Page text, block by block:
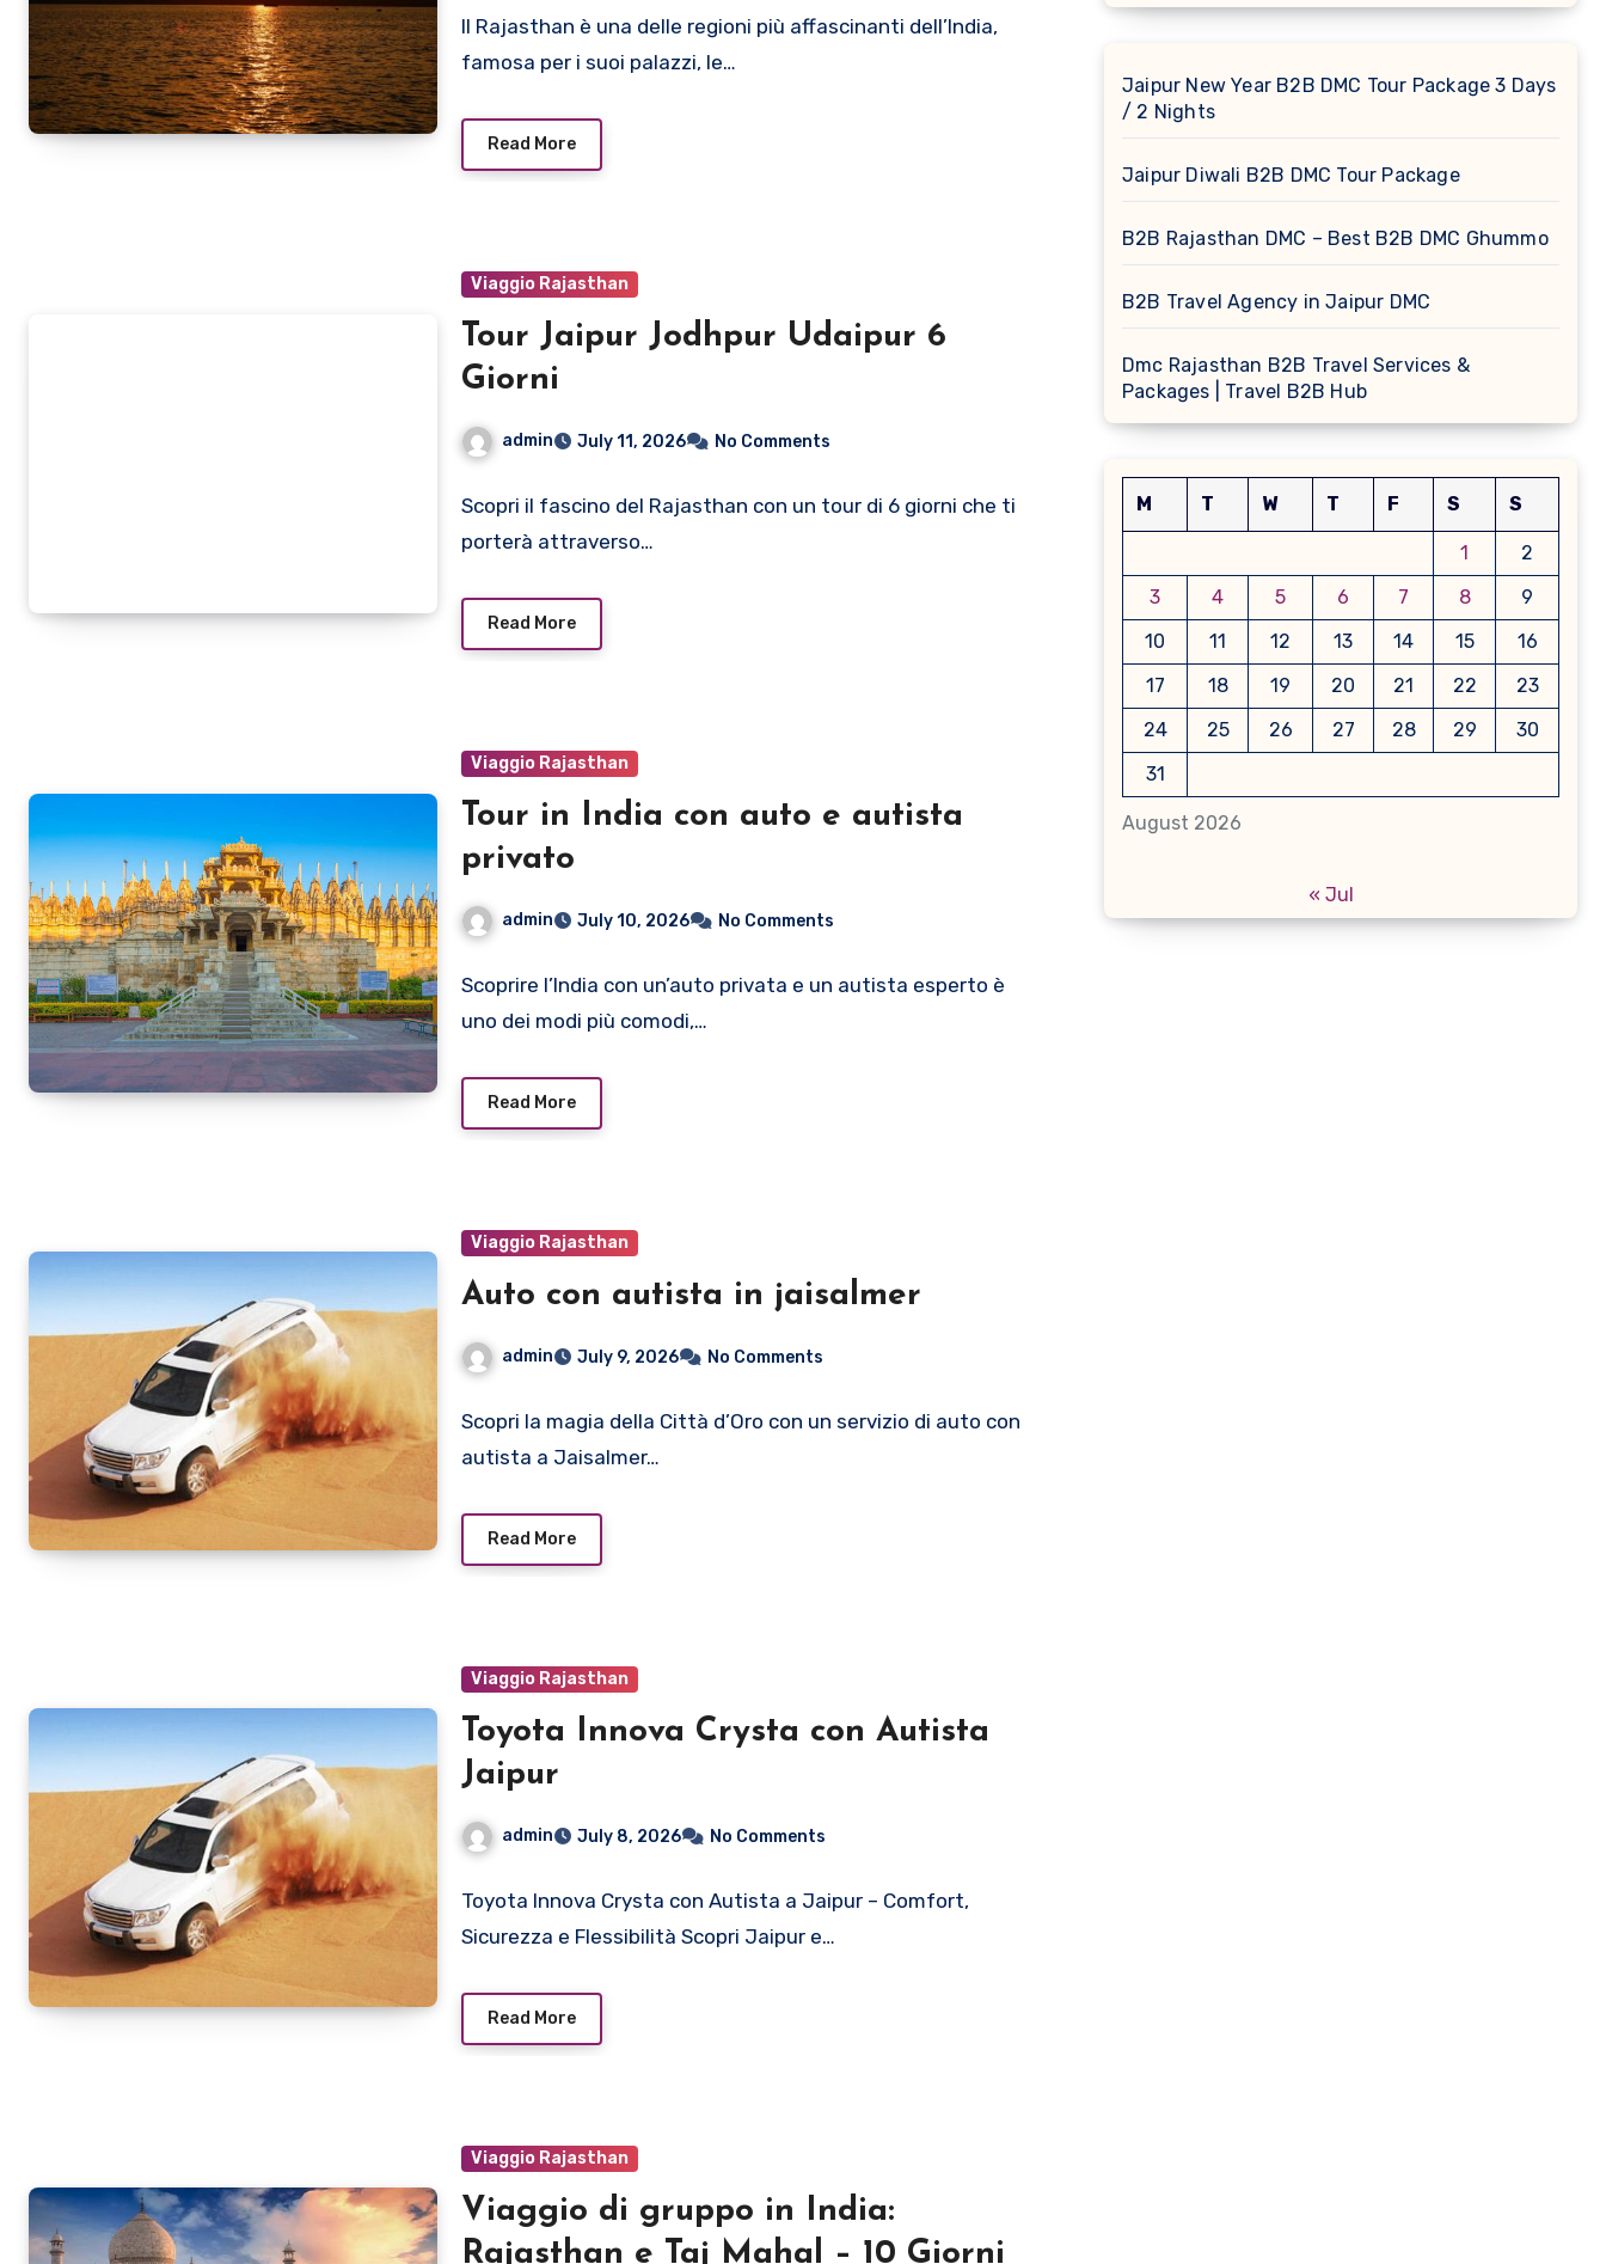
Il Rajasthan è una delle regioni più affascinanti dell’India,
famosa per i suoi palazzi, le…
Read More
Viaggio Rajasthan
Tour Jaipur Jodhpur Udaipur 6
Giorni
admin July 11, 2026 No Comments
Scopri il fascino del Rajasthan con un tour di 6 giorni che ti
porterà attraverso…
Read More
Viaggio Rajasthan
Tour in India con auto e autista
privato
admin July 10, 2026 No Comments
Scoprire l’India con un’auto privata e un autista esperto è
uno dei modi più comodi,…
Read More
Viaggio Rajasthan
Auto con autista in jaisalmer
admin July 9, 2026 No Comments
Scopri la magia della Città d’Oro con un servizio di auto con
autista a Jaisalmer…
Read More
Viaggio Rajasthan
Toyota Innova Crysta con Autista
Jaipur
admin July 8, 2026 No Comments
Toyota Innova Crysta con Autista a Jaipur – Comfort,
Sicurezza e Flessibilità Scopri Jaipur e…
Read More
Viaggio Rajasthan
Viaggio di gruppo in India:
Rajasthan e Taj Mahal – 10 Giorni
Jaipur New Year B2B DMC Tour Package 3 Days
/ 2 Nights
Jaipur Diwali B2B DMC Tour Package
B2B Rajasthan DMC – Best B2B DMC Ghummo
B2B Travel Agency in Jaipur DMC
Dmc Rajasthan B2B Travel Services &
Packages | Travel B2B Hub
August 2026
M T W T F S S
1
2
3
4 5 6 7 8
9
10
11 12 13 14 15
16
17
18 19 20 21 22
23
24
25 26 27 28 29
30
31
« Jul